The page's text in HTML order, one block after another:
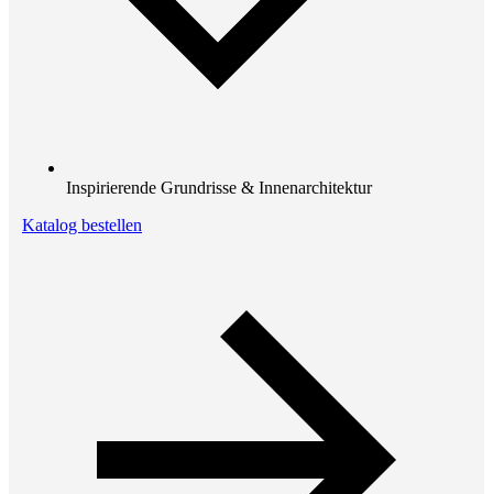
Inspirierende Grundrisse & Innenarchitektur
Katalog bestellen